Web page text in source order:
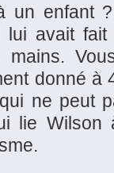
un enfant
avait
donné à
ne peut
lie